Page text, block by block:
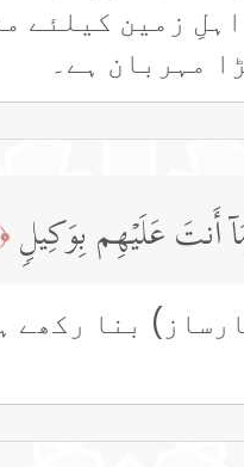
زمین کیلئے
مہربان ہے۔
أَنتَ عَلَیۡهِم بِوَكِیلࣲ ﴿6﴾
بنا رکھے